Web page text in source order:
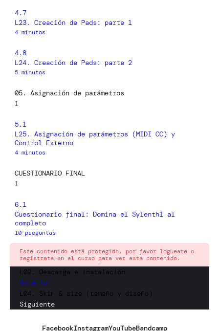
4.7
L23. Creación de Pads: parte 1
4 minutos
4.8
L24. Creación de Pads: parte 2
5 minutos
05. Asignación de parámetros
1
5.1
L25. Asignación de parámetros (MIDI CC) y
Control Externo
4 minutos
CUESTIONARIO FINAL
1
6.1
Cuestionario final: Domina el Sylenth1 al
completo
10 preguntas
Este contenido está protegido, por favor logueate o
regístrate en el curso para ver este contenido.
L02. Descarga e instalación
Anterior
L04. Skin & size (tamaño y diseño)
Siguiente
FacebookInstagramYouTubeBandcamp